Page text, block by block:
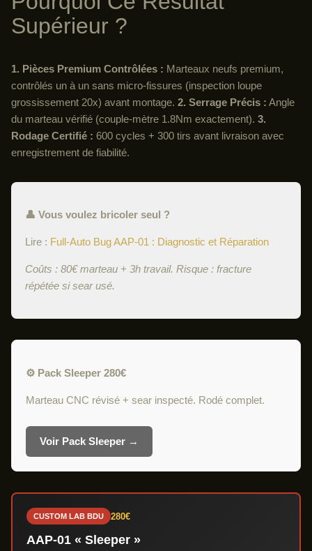
Supérieur ?
1. Pièces Premium Contrôlées : Marteaux neufs premium,
contrôlés un à un sans micro-fissures (inspection loupe
grossissement 20x) avant montage. 2. Serrage Précis : Angle
du marteau vérifié (couple-mètre 1.8Nm exactement). 3.
Rodage Certifié : 600 cycles + 300 tirs avant livraison avec
enregistrement de fiabilité.
👤 Vous voulez bricoler seul ?
Lire : Full-Auto Bug AAP-01 : Diagnostic et Réparation
Coûts : 80€ marteau + 3h travail. Risque : fracture
répétée si sear usé.
⚙️ Pack Sleeper 280€
Marteau CNC révisé + sear inspecté. Rodé complet.
Voir Pack Sleeper →
CUSTOM LAB BDU 280€
AAP-01 « Sleeper »